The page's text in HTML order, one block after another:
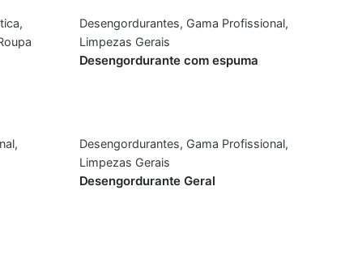
,
Desengordurantes, Gama Profissional,
Limpezas Gerais
Desengordurante com espuma
,
Desengordurantes, Gama Profissional,
Limpezas Gerais
Desengordurante Geral